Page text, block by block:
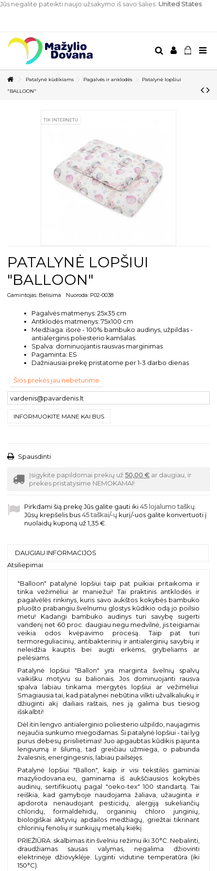
Jūs negalite pateikti naujo užsakymo iš savo šalies. United States
Patalynė kūdikiams Pagalvės ir anklodės
Patalynė lopšiui
"BALLOON"
TIK INTERNETU
PATALYNĖ LOPŠIUI
"BALLOON"
Gamintojas: Belisima Nuoroda: P02-0038
Pagalvės matmenys: 25x35 cm
Antklodės matmenys: 75x100 cm
Medžiaga: išorė - 100% bambuko audinys, užpildas -
antialerginis poliesterio kamšalas.
Spalva: dominuojantis rausvas marginimas
Pagaminta: ES
Dažniausiai prekę pristatome per 1-3 darbo dienas
Šios prekės jau nebeturime
INFORMUOKITE MANE KAI BUS
Spausdinti
Įsigykite papildomai prekių už 50,00 € ar daugiau, ir
prekes pristatysime NEMOKAMAI!
Pirkdami šią prekę Jūs galite gauti iki45lojalumo taškų
Jūsų krepšelis bus45taškai/-ų kurį/-uos galite konvertuoti į
nuolaidų kuponą už1,35 €
DAUGIAU INFORMACIJOS
Atsiliepimai
"Balloon" patalynė lopšiui taip pat puikiai pritaikoma ir
tinka vežimėliui ar maniežui! Tai praktinis antklodės ir
pagalvėlės rinkinys, kuris savo aukštos kokybės bambuko
pluošto prabangiu švelnumu glostys kūdikio odą jo poilsio
metu! Kadangi bambuko audinys turi savybę sugerti
vandenį net 60 proc. daugiau negu medvilnė, jis teigiamai
veikia odos kvėpavimo procesą. Taip pat turi
termoreguliacinių, antibakterinių ir antialerginių savybių ir
neleidžia kauptis bei augti erkėms, grybeliams ar
pelėsiams.
Patalynė lopšiui "Ballon" yra marginta švelnių spalvų
vaikišku motyvu su balionais. Jos dominuojanti rausva
spalva labiau tinkama mergytės lopšiui ar vežimėliui.
Smagiausia tai, kad patalynei nebūtina vilkti užvalkaliukų ir
džiuginti akį dailiais raštais, nes ją galima bus tiesiog
išskalbti!
Dėl itin lengvo antialerginio poliesterio užpildo, naujagimis
nejaučia sunkumo miegodamas. Ši patalynė lopšiui - tai lyg
purus debesų prisilietimas! Juo apgaubtas kūdikis pajunta
lengvumą ir šilumą, tad greičiau užmiega, o pabunda
žvalesnis, energingesnis, labiau pailsėjęs.
Patalynė lopšiui "Ballon", kaip ir visi tekstilės gaminiai
mazyliodovana.eu, gaminama iš aukščiausios kokybės
audinių, sertifikuotų pagal "oeko-tex" 100 standartą. Tai
reiškia, kad gamyboje naudojama žaliava, užauginta ir
apdorota nenaudojant pesticidų, alergiją sukeliančių
chloridų, formaldehidų, organinių chloro junginių,
biologiškai aktyvių apdailos medžiagų, griežtai tikrinant
chlorinių fenolių ir sunkiųjų metalų kiekį.
PRIEŽIŪRA: skalbimas itin švelniu režimu iki 30°C. Nebalinti,
draudžiamas sausas valymas, negalima džiovinti
elektrinėje džiovyklėje. Lyginti vidutine temperatūra (iki
150°C).